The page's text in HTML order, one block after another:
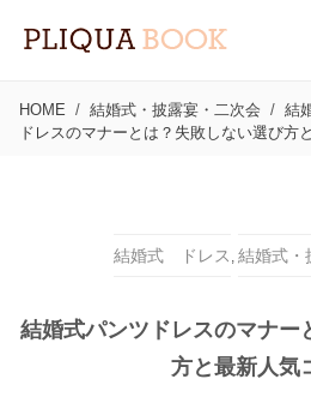
HOME 結婚式・披露宴・二次会 結
ドレスのマナーとは？失敗しない選び方
結婚式 ドレス , 結婚式・
結婚式パンツドレスのマナー
方と最新人気